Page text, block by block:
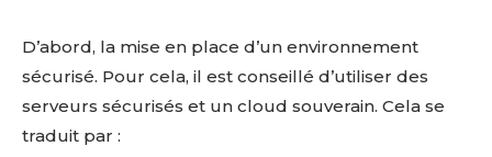
D’abord, la mise en place d’un environnement
sécurisé. Pour cela, il est conseillé d’utiliser des
serveurs sécurisés et un cloud souverain. Cela se
traduit par :